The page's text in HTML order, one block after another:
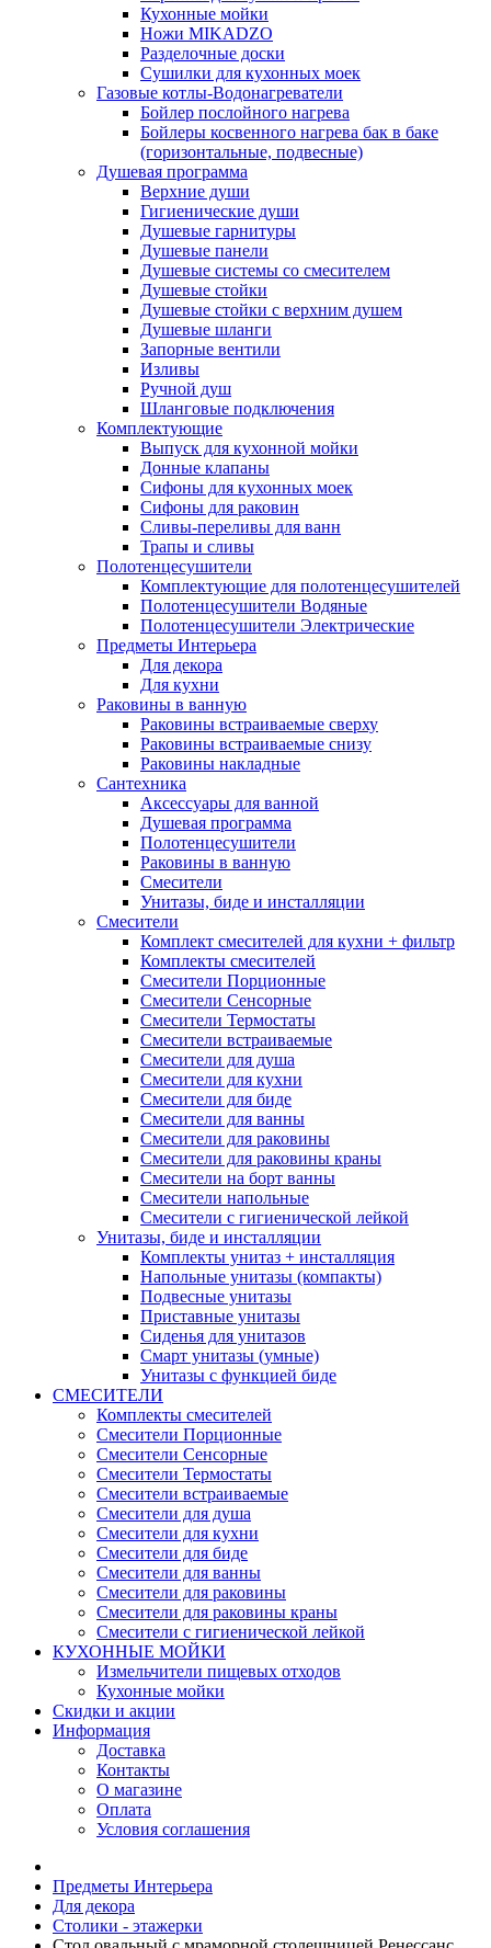
Кухонные мойки
Ножи MIKADZO
Разделочные доски
Сушилки для кухонных моек
Газовые котлы-Водонагреватели
Бойлер послойного нагрева
Бойлеры косвенного нагрева бак в баке
(горизонтальные, подвесные)
Душевая программа
Верхние души
Гигиенические души
Душевые гарнитуры
Душевые панели
Душевые системы со смесителем
Душевые стойки
Душевые стойки с верхним душем
Душевые шланги
Запорные вентили
Изливы
Ручной душ
Шланговые подключения
Комплектующие
Выпуск для кухонной мойки
Донные клапаны
Сифоны для кухонных моек
Сифоны для раковин
Сливы-переливы для ванн
Трапы и сливы
Полотенцесушители
Комплектующие для полотенцесушителей
Полотенцесушители Водяные
Полотенцесушители Электрические
Предметы Интерьера
Для декора
Для кухни
Раковины в ванную
Раковины встраиваемые сверху
Раковины встраиваемые снизу
Раковины накладные
Сантехника
Аксессуары для ванной
Душевая программа
Полотенцесушители
Раковины в ванную
Смесители
Унитазы, биде и инсталляции
Смесители
Комплект смесителей для кухни + фильтр
Комплекты смесителей
Смесители Порционные
Смесители Сенсорные
Смесители Термостаты
Смесители встраиваемые
Смесители для душа
Смесители для кухни
Смесители для биде
Смесители для ванны
Смесители для раковины
Смесители для раковины краны
Смесители на борт ванны
Смесители напольные
Смесители с гигиенической лейкой
Унитазы, биде и инсталляции
Комплекты унитаз + инсталляция
Напольные унитазы (компакты)
Подвесные унитазы
Приставные унитазы
Сиденья для унитазов
Смарт унитазы (умные)
Унитазы с функцией биде
СМЕСИТЕЛИ
Комплекты смесителей
Смесители Порционные
Смесители Сенсорные
Смесители Термостаты
Смесители встраиваемые
Смесители для душа
Смесители для кухни
Смесители для биде
Смесители для ванны
Смесители для раковины
Смесители для раковины краны
Смесители с гигиенической лейкой
КУХОННЫЕ МОЙКИ
Измельчители пищевых отходов
Кухонные мойки
Скидки и акции
Информация
Доставка
Контакты
О магазине
Оплата
Условия соглашения
Предметы Интерьера
Для декора
Столики - этажерки